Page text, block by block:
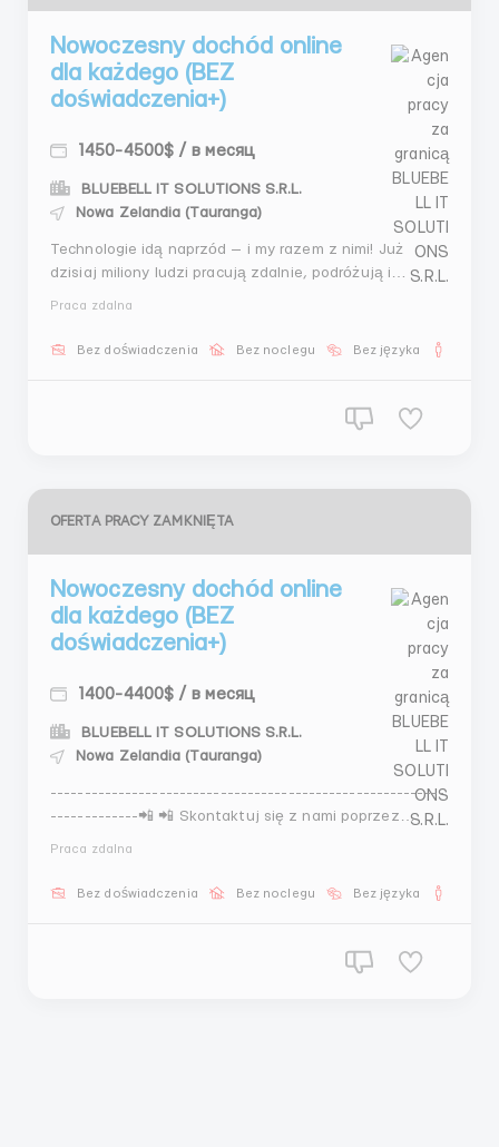
Nowoczesny dochód online
dla każdego (BEZ
doświadczenia+)
1450-4500$ / в месяц
BLUEBELL IT SOLUTIONS S.R.L.
Nowa Zelandia (Tauranga)
Technologie idą naprzód — i my razem z nimi! Już
dzisiaj miliony ludzi pracują zdalnie, podróżują i
czasu w ciągu dnia. K R I P T O PRZEMYSŁ Zapraszamy
Praca zdalna
Bez doświadczenia Bez noclegu Bez języka
OFERTA PRACY ZAMKNIĘTA
Nowoczesny dochód online
dla każdego (BEZ
doświadczenia+)
1400-4400$ / в месяц
BLUEBELL IT SOLUTIONS S.R.L.
Nowa Zelandia (Tauranga)
----------------------------------------------------------
-------------📲 📲 Skontaktuj się z nami poprzez
-----------------------------------------------Rozpocznij
Praca zdalna
Bez doświadczenia Bez noclegu Bez języka